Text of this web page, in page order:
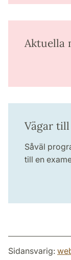
Aktuella
Vägar
Såväl
till en
Sidansvarig: